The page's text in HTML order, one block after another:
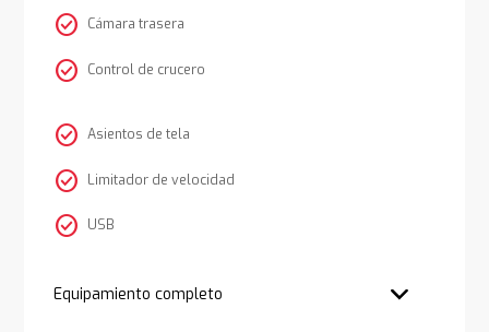
check_circle Cámara trasera
check_circle Control de crucero
check_circle Asientos de tela
check_circle Limitador de velocidad
check_circle USB
Equipamiento completo